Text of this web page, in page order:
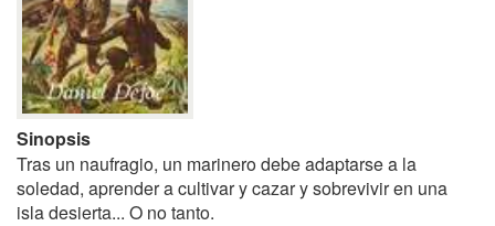
Sinopsis
Tras un naufragio, un marinero debe adaptarse a la
soledad, aprender a cultivar y cazar y sobrevivir en una
isla desierta... O no tanto.